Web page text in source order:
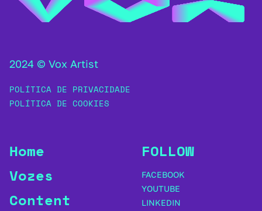
2024 © Vox Artist
POLÍTICA DE PRIVACIDADE
POLÍTICA DE COOKIES
Home
Vozes
Content
FOLLOW
FACEBOOK
YOUTUBE
LINKEDIN